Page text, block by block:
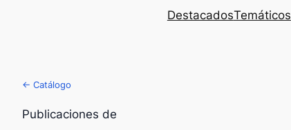
DestacadosTemáticos
← Catálogo
Publicaciones de